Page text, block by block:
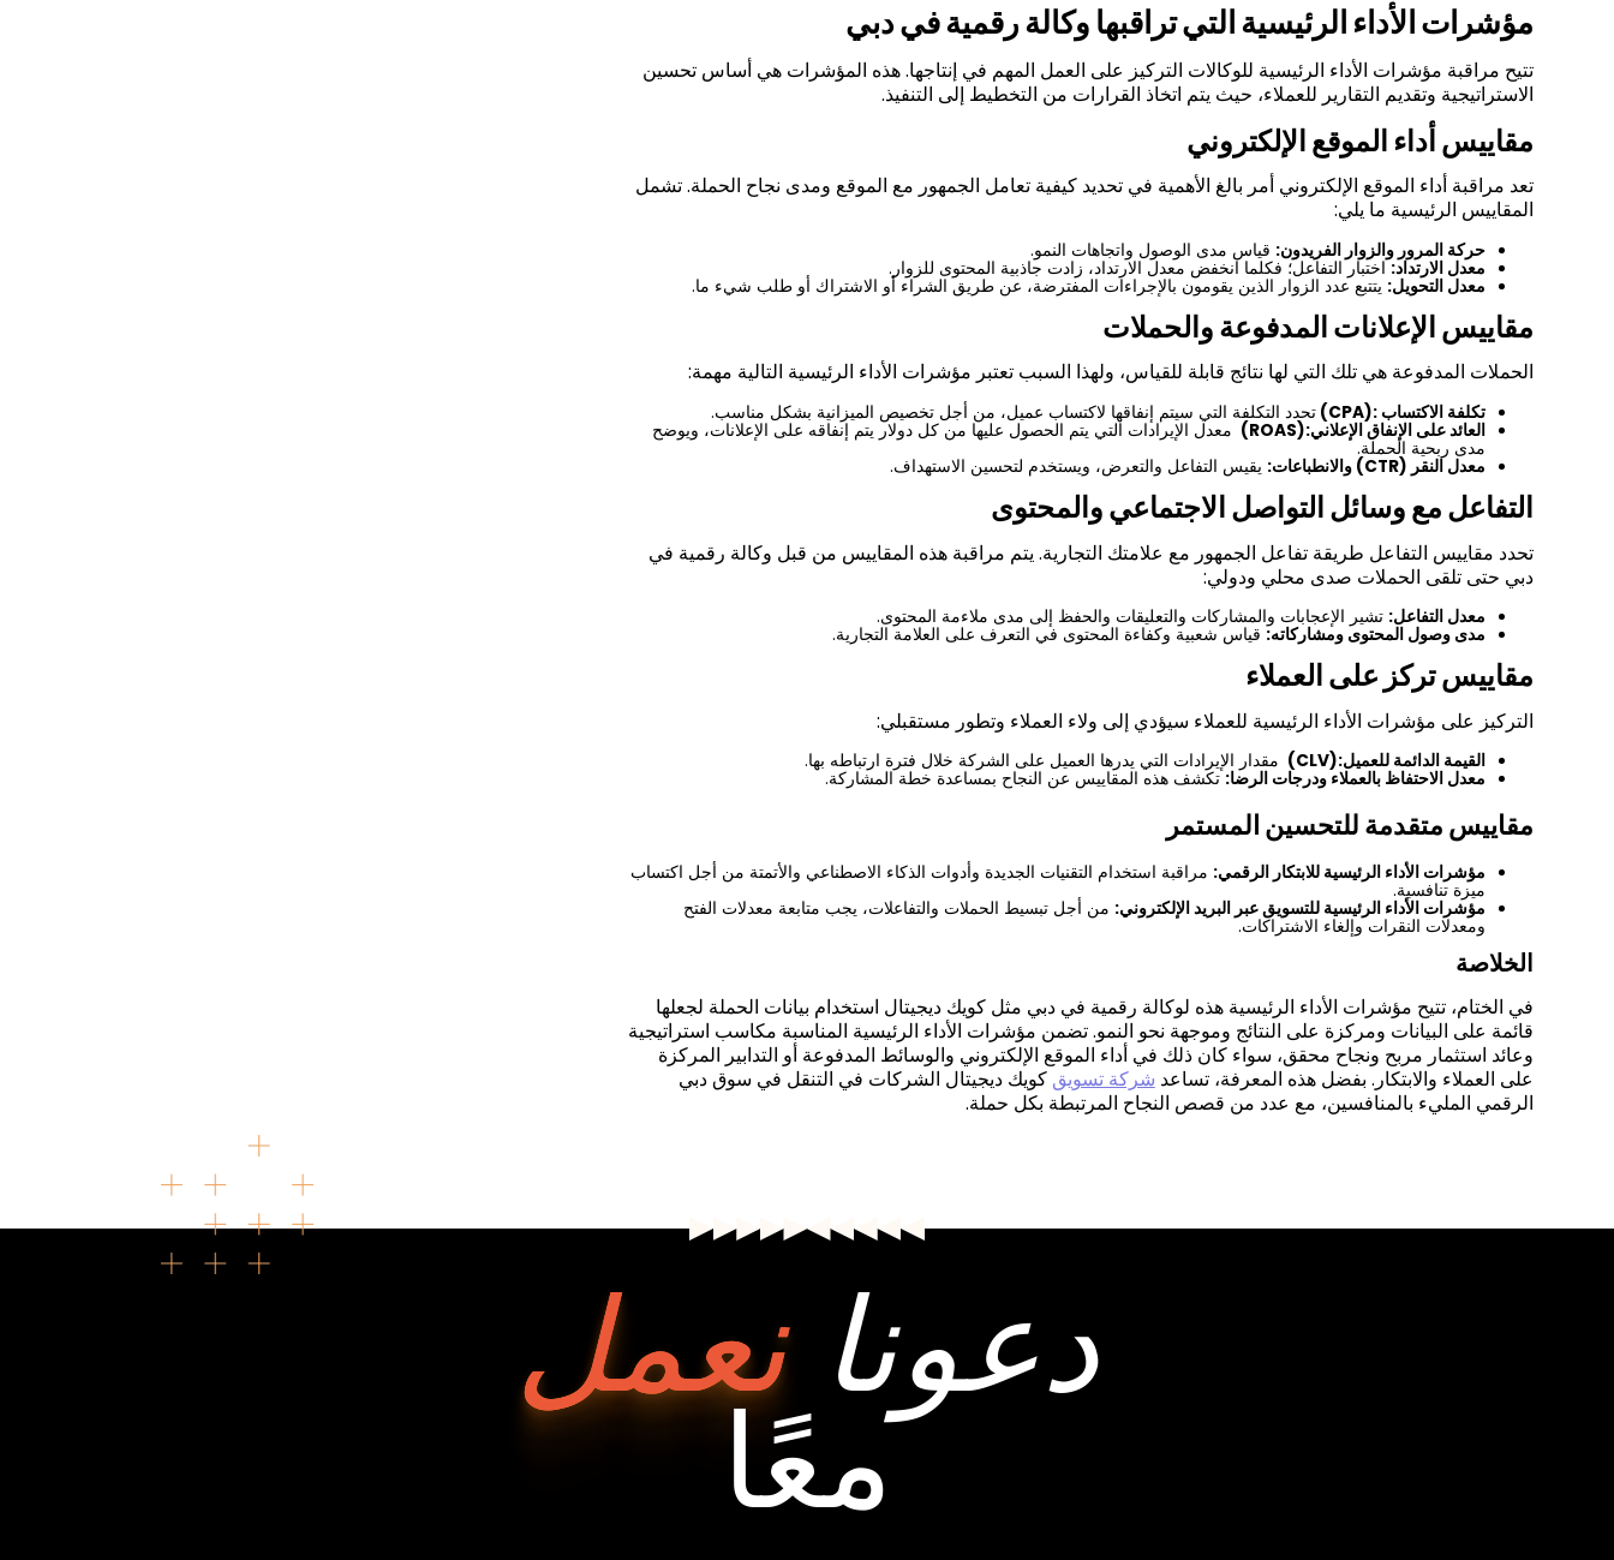
مؤشرات الأداء الرئيسية التي تراقبها وكالة رقمية في دبي
تتيح مراقبة مؤشرات الأداء الرئيسية للوكالات التركيز على العمل المهم في إنتاجها. هذه المؤشرات هي أساس تحسين
الاستراتيجية وتقديم التقارير للعملاء، حيث يتم اتخاذ القرارات من التخطيط إلى التنفيذ.
مقاييس أداء الموقع الإلكتروني
تعد مراقبة أداء الموقع الإلكتروني أمر بالغ الأهمية في تحديد كيفية تعامل الجمهور مع الموقع ومدى نجاح الحملة. تشمل
المقاييس الرئيسية ما يلي:
حركة المرور والزوار الفريدون: قياس مدى الوصول واتجاهات النمو.
معدل الارتداد:اختبار التفاعل؛ فكلما انخفض معدل الارتداد، زادت جاذبية المحتوى للزوار .
معدل التحويل: يتتبع عدد الزوار الذين يقومون بالإجراءات المفترضة، عن طريق الشراء أو الاشتراك أو طلب شيء ما.
مقاييس الإعلانات المدفوعة والحملات
الحملات المدفوعة هي تلك التي لها نتائج قابلة للقياس، ولهذا السبب تعتبر مؤشرات الأداء الرئيسية التالية مهمة:
تكلفة الاكتساب (CPA):تحدد التكلفة التي سيتم إنفاقها لاكتساب عميل، من أجل تخصيص الميزانية بشكل مناسب.
العائد على الإنفاق الإعلاني(ROAS): معدل الإيرادات التي يتم الحصول عليها من كل دولار يتم إنفاقه على الإعلانات، ويوضح
مدى ربحية الحملة.
معدل النقر (CTR)والانطباعات: يقيس التفاعل والتعرض، ويستخدم لتحسين الاستهداف.
التفاعل مع وسائل التواصل الاجتماعي والمحتوى
تحدد مقاييس التفاعل طريقة تفاعل الجمهور مع علامتك التجارية. يتم مراقبة هذه المقاييس من قبل وكالة رقمية في
دبي حتى تلقى الحملات صدى محلي ودولي:
معدل التفاعل: تشير الإعجابات والمشاركات والتعليقات والحفظ إلى مدى ملاءمة المحتوى.
مدى وصول المحتوى ومشاركاته: قياس شعبية وكفاءة المحتوى في التعرف على العلامة التجارية.
مقاييس تركز على العملاء
التركيز على مؤشرات الأداء الرئيسية للعملاء سيؤدي إلى ولاء العملاء وتطور مستقبلي:
القيمة الدائمة للعميل(CLV): مقدار الإيرادات التي يدرها العميل على الشركة خلال فترة ارتباطه بها.
معدل الاحتفاظ بالعملاء ودرجات الرضا: تكشف هذه المقاييس عن النجاح بمساعدة خطة المشاركة.
مقاييس متقدمة للتحسين المستمر
مؤشرات الأداء الرئيسية للابتكار الرقمي: مراقبة استخدام التقنيات الجديدة وأدوات الذكاء الاصطناعي والأتمتة من أجل اكتساب
ميزة تنافسية.
مؤشرات الأداء الرئيسية للتسويق عبر البريد الإلكتروني: من أجل تبسيط الحملات والتفاعلات، يجب متابعة معدلات الفتح
ومعدلات النقرات وإلغاء الاشتراكات.
الخلاصة
في الختام، تتيح مؤشرات الأداء الرئيسية هذه لوكالة رقمية في دبي مثل كويك ديجيتال استخدام بيانات الحملة لجعلها
قائمة على البيانات ومركزة على النتائج وموجهة نحو النمو. تضمن مؤشرات الأداء الرئيسية المناسبة مكاسب استراتيجية
وعائد استثمار مربح ونجاح محقق، سواء كان ذلك في أداء الموقع الإلكتروني والوسائط المدفوعة أو التدابير المركزة
على العملاء والابتكار. بفضل هذه المعرفة، تساعد شركة تسويق كويك ديجيتال الشركات في التنقل في سوق دبي
الرقمي المليء بالمنافسين، مع عدد من قصص النجاح المرتبطة بكل حملة.
دعونانعمل
معًا